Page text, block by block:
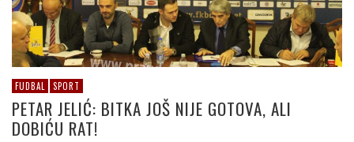
FUDBAL SPORT
PETAR JELIĆ: BITKA JOŠ NIJE GOTOVA, ALI
DOBIĆU RAT!